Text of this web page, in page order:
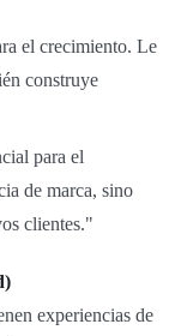
el crecimiento. Le
construye
para el
de marca, sino
clientes."
experiencias de